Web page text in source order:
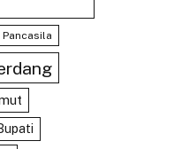
Pancasila